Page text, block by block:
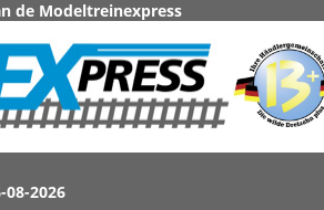
de Modeltreinexpress